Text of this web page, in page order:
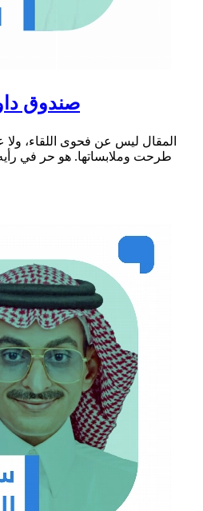
صندوق
المقال ليس عن فحوى اللقاء، ولا
طرحت وملابساتها. هو حر في